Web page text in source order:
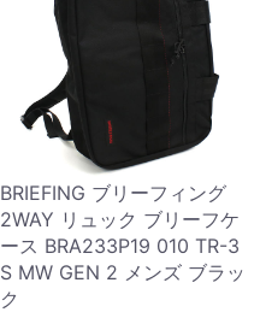
BRIEFING ブリーフィング
2WAY リュック ブリーフケ
ース BRA233P19 010 TR-3
S MW GEN 2 メンズ ブラッ
ク